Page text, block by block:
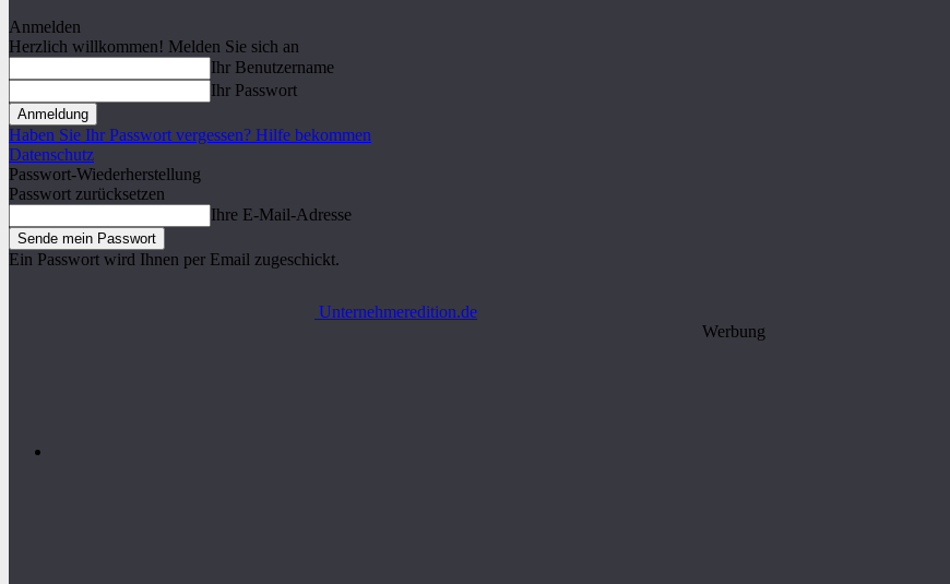
Anmelden
Herzlich willkommen! Melden Sie sich an
Ihr Benutzername
Ihr Passwort
Haben Sie Ihr Passwort vergessen? Hilfe bekommen
Datenschutz
Passwort-Wiederherstellung
Passwort zurücksetzen
Ihre E-Mail-Adresse
Ein Passwort wird Ihnen per Email zugeschickt.
Unternehmeredition.de
Werbung